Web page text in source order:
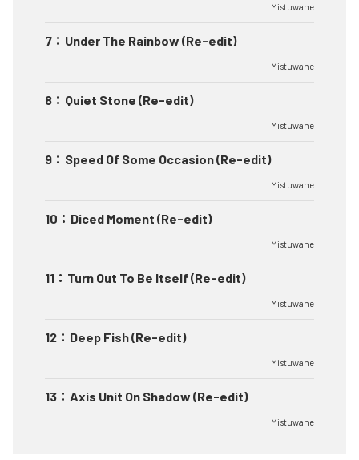
Mistuwane
7 ： Under The Rainbow (Re-edit)
Mistuwane
8 ： Quiet Stone (Re-edit)
Mistuwane
9 ： Speed Of Some Occasion (Re-edit)
Mistuwane
10 ： Diced Moment (Re-edit)
Mistuwane
11 ： Turn Out To Be Itself (Re-edit)
Mistuwane
12 ： Deep Fish (Re-edit)
Mistuwane
13 ： Axis Unit On Shadow (Re-edit)
Mistuwane